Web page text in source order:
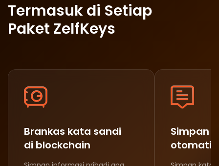
Termasuk di Setiap
Paket ZelfKeys
Brankas kata sandi
di blockchain
Simpan
otomatis